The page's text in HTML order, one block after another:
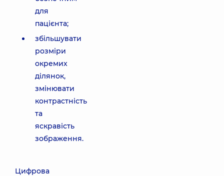
для
пацієнта;
збільшувати
розміри
окремих
ділянок,
змінювати
контрастність
та
яскравість
зображення.
Цифрова